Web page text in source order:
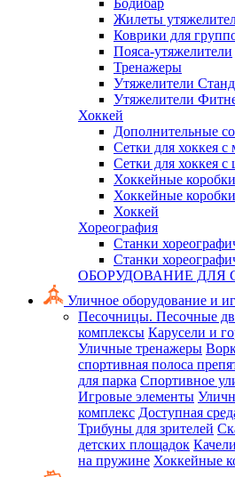
Бодибар
Жилеты
Коврики для
Пояса-утяжелители
Тренажеры
Утяжелители
Утяжелители
Хоккей
Дополнительные
Сетки для хоккея с
Сетки для хоккея с
Хоккейные
Хоккейные
Хоккей
Хореография
Станки
Станки
ОБОРУДОВАНИЕ ДЛЯ
Уличное оборудование и
Песочницы. Песочные
комплексы Карусели и
Уличные тренажеры
спортивная полоса
для парка Спортивное
Игровые элементы
комплекс Доступная
Трибуны для зрителей
детских площадок
на пружине Хоккейные